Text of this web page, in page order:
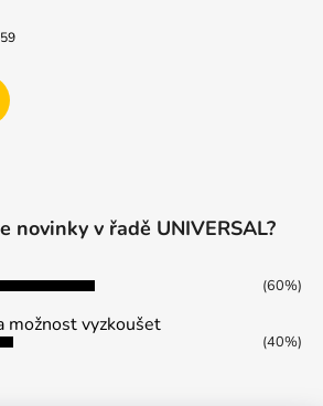
novinky v řadě UNIVERSAL?
(60%)
možnost vyzkoušet
(40%)